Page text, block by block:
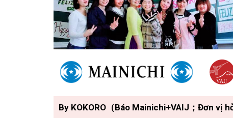
By KOKORO（Báo Mainichi+VAIJ；Đơn vị